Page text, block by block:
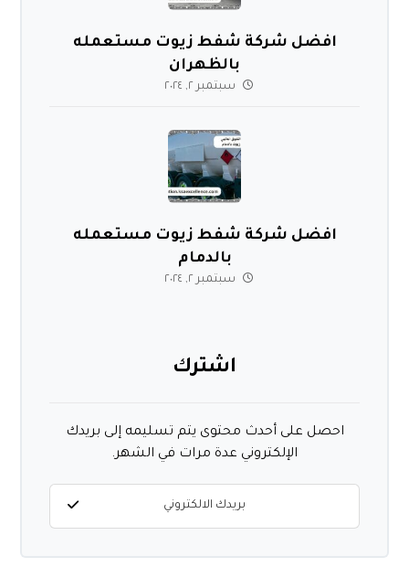
افضل شركة شفط زيوت مستعمله
بالظهران
سبتمبر ٢, ٢٠٢٤
افضل شركة شفط زيوت مستعمله
بالدمام
سبتمبر ٢, ٢٠٢٤
اشترك
احصل على أحدث محتوى يتم تسليمه إلى بريدك
الإلكتروني عدة مرات في الشهر.